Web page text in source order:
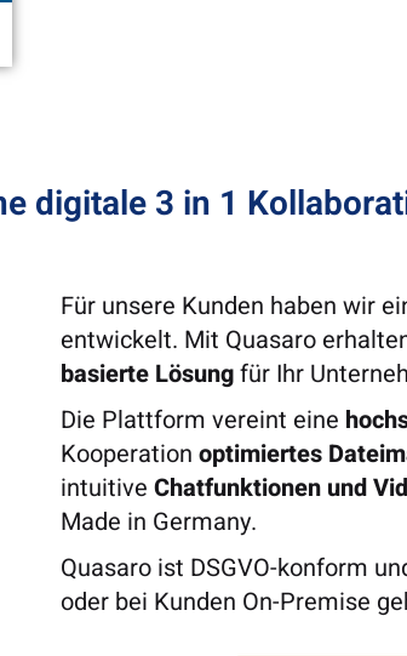
digitale 3 in 1
Für unsere Kunden haben wir
entwickelt. Mit Quasaro
basierte Lösungfür Ihr
Die Plattform vereint eine
Kooperation optimiertes
intuitive Chatfunktionen und
Made in Germany.
Quasaro ist DSGVO-konform
oder bei Kunden On-Premise